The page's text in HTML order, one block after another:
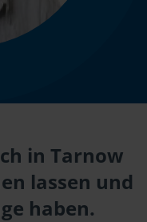
in Tarnow
lassen und
haben.